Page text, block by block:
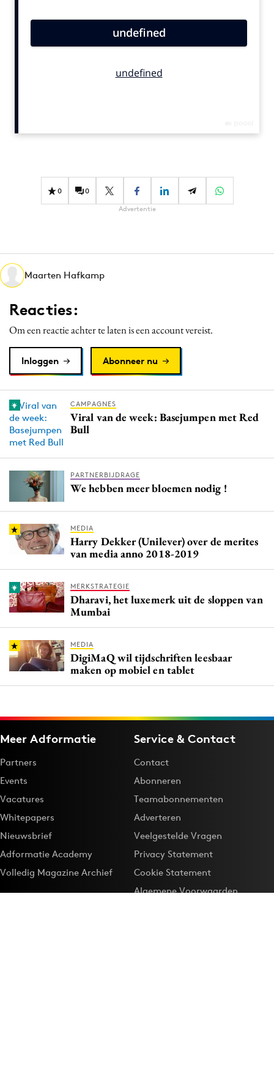
Campagnes
Design
Effectiviteit
Gedragsverandering
Martech
Media
PR
Programmatic
Purpose Marketing
Reputatie & crisis
0 0
Advertentie
Maarten Hafkamp
Reacties:
Om een reactie achter te laten is een account vereist.
Inloggen Abonneer nu
CAMPAGNES
Viral van de week: Basejumpen met Red
Bull
PARTNERBIJDRAGE
We hebben meer bloemen nodig !
MEDIA
Harry Dekker (Unilever) over de merites
van media anno 2018-2019
MERKSTRATEGIE
Dharavi, het luxemerk uit de sloppen van
Mumbai
MEDIA
DigiMaQ wil tijdschriften leesbaar
maken op mobiel en tablet
Meer Adformatie
Partners
Events
Vacatures
Whitepapers
Nieuwsbrief
Adformatie Academy
Volledig Magazine Archief
Service & Contact
Contact
Abonneren
Teamabonnementen
Adverteren
Veelgestelde Vragen
Privacy Statement
Cookie Statement
Algemene Voorwaarden